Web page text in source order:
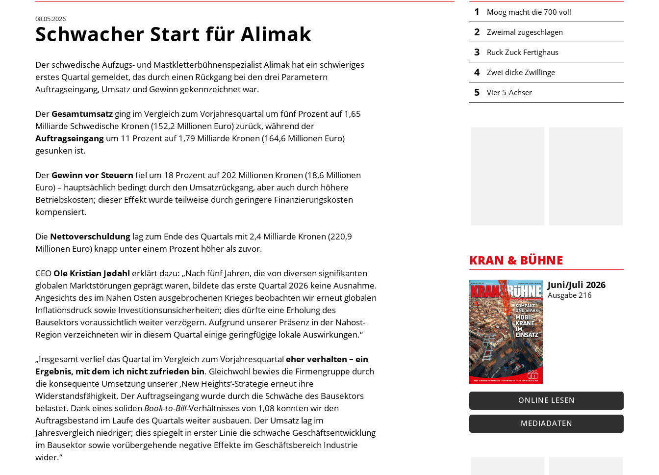
08.05.2026
Schwacher Start für Alimak
Der schwedische Aufzugs- und Mastkletterbühnenspezialist Alimak hat ein schwieriges
erstes Quartal gemeldet, das durch einen Rückgang bei den drei Parametern
Auftragseingang, Umsatz und Gewinn gekennzeichnet war.
Der Gesamtumsatz ging im Vergleich zum Vorjahresquartal um fünf Prozent auf 1,65
Milliarde Schwedische Kronen (152,2 Millionen Euro) zurück, während der
Auftragseingang um 11 Prozent auf 1,79 Milliarde Kronen (164,6 Millionen Euro)
gesunken ist.
Der Gewinn vor Steuern fiel um 18 Prozent auf 202 Millionen Kronen (18,6 Millionen
Euro) – hauptsächlich bedingt durch den Umsatzrückgang, aber auch durch höhere
Betriebskosten; dieser Effekt wurde teilweise durch geringere Finanzierungskosten
kompensiert.
Die Nettoverschuldung lag zum Ende des Quartals mit 2,4 Milliarde Kronen (220,9
Millionen Euro) knapp unter einem Prozent höher als zuvor.
CEO Ole Kristian Jødahl erklärt dazu: „Nach fünf Jahren, die von diversen signifikanten
globalen Marktstörungen geprägt waren, bildete das erste Quartal 2026 keine Ausnahme.
Angesichts des im Nahen Osten ausgebrochenen Krieges beobachten wir erneut globalen
Inflationsdruck sowie Investitionsunsicherheiten; dies dürfte eine Erholung des
Bausektors voraussichtlich weiter verzögern. Aufgrund unserer Präsenz in der Nahost-
Region verzeichneten wir in diesem Quartal einige geringfügige lokale Auswirkungen.“
„Insgesamt verlief das Quartal im Vergleich zum Vorjahresquartal eher verhalten – ein
Ergebnis, mit dem ich nicht zufrieden bin. Gleichwohl bewies die Firmengruppe durch
die konsequente Umsetzung unserer ‚New Heights‘-Strategie erneut ihre
Widerstandsfähigkeit. Der Auftragseingang wurde durch die Schwäche des Bausektors
belastet. Dank eines soliden Book-to-Bill-Verhältnisses von 1,08 konnten wir den
Auftragsbestand im Laufe des Quartals weiter ausbauen. Der Umsatz lag im
Jahresvergleich niedriger; dies spiegelt in erster Linie die schwache Geschäftsentwicklung
im Bausektor sowie vorübergehende negative Effekte im Geschäftsbereich Industrie
wider.“
1 Moog macht die 700 voll
2 Zweimal zugeschlagen
3 Ruck Zuck Fertighaus
4 Zwei dicke Zwillinge
5 Vier 5-Achser
KRAN & BÜHNE
Juni/​Juli 2026
Ausgabe 216
ONLINE LESEN
MEDIADATEN